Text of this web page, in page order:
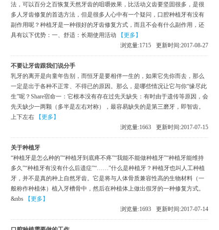
法，可以百分之百恢复天然牙齿的咀嚼效果，比活动义齿要坚固很多，是很
多人牙齿修复的首选方法，但是很多人心中有一个疑问，口腔种植牙有没有
副作用呢？种植牙是一种很好的牙齿修复方式，而且不会有什么副作用，还
具有以下优势：一、舒适：长期使用活动
【更多】
浏览量:1715 更新时间:2017-08-27
不要让牙齿跟我们说分手
乳牙的离开是向童年告别，而恒牙是要相伴一生的，如果它先你而去，那么
一定是出于各种不正常、不得已的原因。那么，是哪些情况让它与你“缘尽此
生”呢？Share宿命一：它根本没有存在过先天缺失：有时由于遗传等原因，会
先天缺少一两颗（多半是左右对称），最容易缺失的是第三磨牙，即智齿。
上下左右
【更多】
浏览量:1663 更新时间:2017-07-15
关于种植牙
“种植牙是怎么种的”“种植牙到底疼不疼”“我能不能做种植牙”“种植牙能维持
多久”“种植牙有没有什么后遗症”“……”什么是种植牙？种植牙也叫人工种植
牙，并不是真的种上自然牙齿。它是将与人体骨质兼容性高的生物材料（一
般称作种植体）植入牙槽骨中，然后在种植体上做出假牙的一种修复方式。
&nbs
【更多】
浏览量:1693 更新时间:2017-07-14